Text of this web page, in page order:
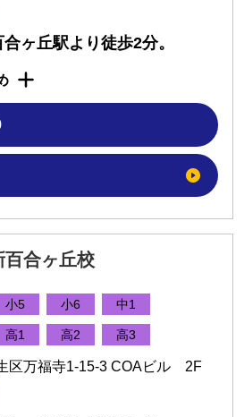
ヶ丘駅より徒歩2分。
合ヶ丘校
小5 小6 中1
高1 高2 高3
区万福寺1-15-3 COAビル 2F